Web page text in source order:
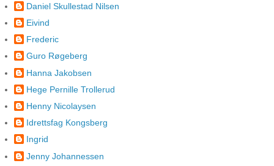
Daniel Skullestad Nilsen
Eivind
Frederic
Guro Røgeberg
Hanna Jakobsen
Hege Pernille Trollerud
Henny Nicolaysen
Idrettsfag Kongsberg
Ingrid
Jenny Johannessen